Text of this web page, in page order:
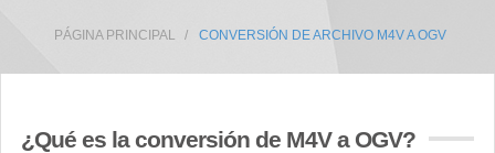
PÁGINA PRINCIPAL CONVERSIÓN DE ARCHIVO M4V A OGV
¿Qué es la conversión de M4V a OGV?